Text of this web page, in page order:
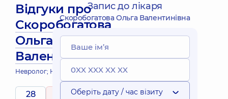
Відгуки про
Скоробогатова
Ольга
Валентинівна
Невролог; Невролог дитячий
28 5 / 5
Запис до лікаря
Скоробогатова Ольга Валентинівна
Оберіть дату / час візиту